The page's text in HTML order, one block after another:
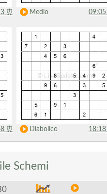
⏰ Medio 09:05
⏰ Diabolico 18:18
Schemi